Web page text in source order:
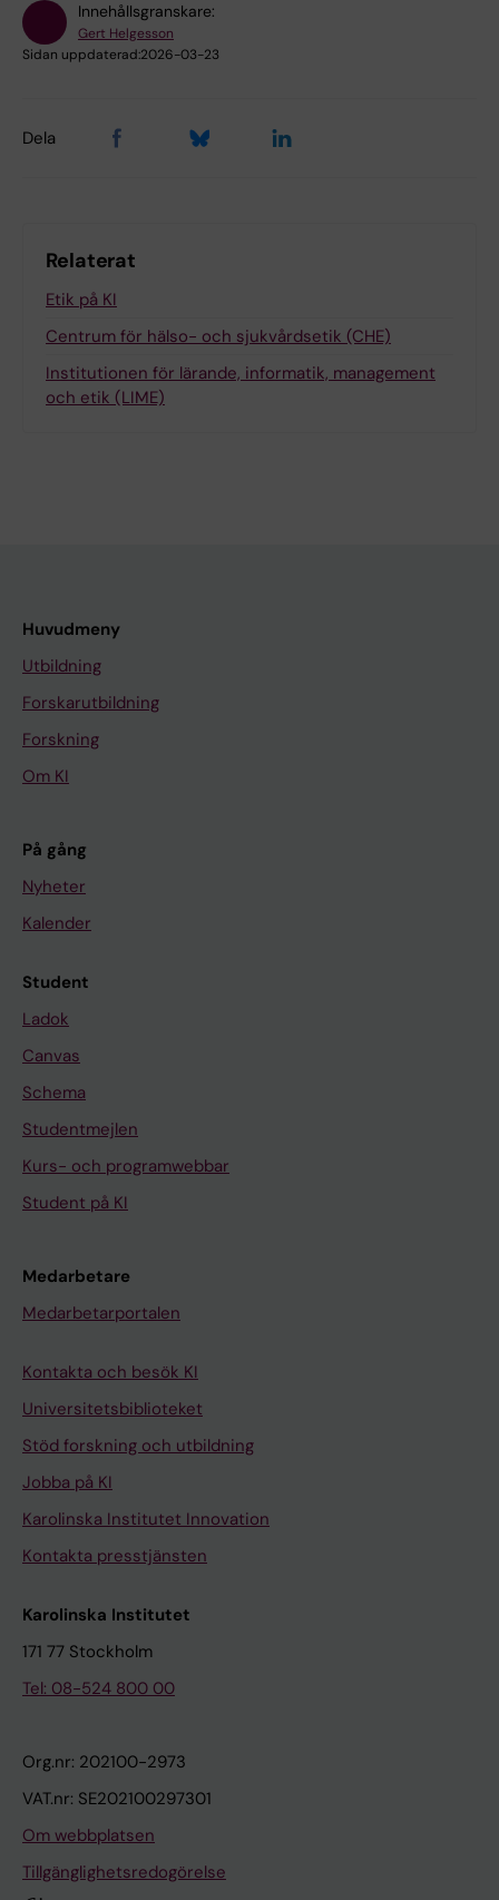
Innehållsgranskare:
Gert Helgesson
Sidan uppdaterad:2026-03-23
Dela
Relaterat
Etik på KI
Centrum för hälso- och sjukvårdsetik (CHE)
Institutionen för lärande, informatik, management
och etik (LIME)
Huvudmeny
Utbildning
Forskarutbildning
Forskning
Om KI
På gång
Nyheter
Kalender
Student
Ladok
Canvas
Schema
Studentmejlen
Kurs- och programwebbar
Student på KI
Medarbetare
Medarbetarportalen
Kontakta och besök KI
Universitetsbiblioteket
Stöd forskning och utbildning
Jobba på KI
Karolinska Institutet Innovation
Kontakta presstjänsten
Karolinska Institutet
171 77 Stockholm
Tel: 08-524 800 00
Org.nr: 202100-2973
VAT.nr: SE202100297301
Om webbplatsen
Tillgänglighetsredogörelse